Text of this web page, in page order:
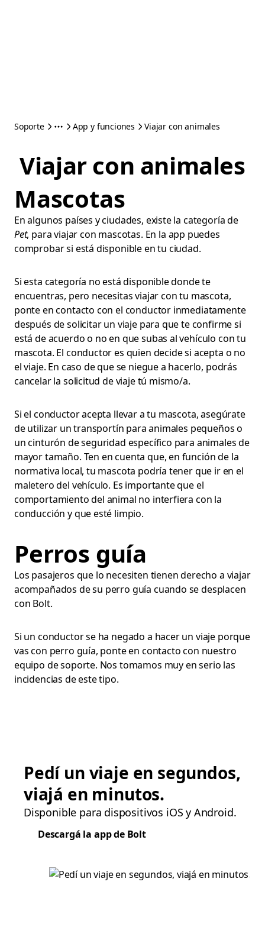
Soporte App y funciones Viajar con animales
Viajar con animales
Mascotas
En algunos países y ciudades, existe la categoría de
Pet, para viajar con mascotas. En la app puedes
comprobar si está disponible en tu ciudad.
Si esta categoría no está disponible donde te
encuentras, pero necesitas viajar con tu mascota,
ponte en contacto con el conductor inmediatamente
después de solicitar un viaje para que te confirme si
está de acuerdo o no en que subas al vehículo con tu
mascota. El conductor es quien decide si acepta o no
el viaje. En caso de que se niegue a hacerlo, podrás
cancelar la solicitud de viaje tú mismo/a.
Si el conductor acepta llevar a tu mascota, asegúrate
de utilizar un transportín para animales pequeños o
un cinturón de seguridad específico para animales de
mayor tamaño. Ten en cuenta que, en función de la
normativa local, tu mascota podría tener que ir en el
maletero del vehículo. Es importante que el
comportamiento del animal no interfiera con la
conducción y que esté limpio.
Perros guía
Los pasajeros que lo necesiten tienen derecho a viajar
acompañados de su perro guía cuando se desplacen
con Bolt.
Si un conductor se ha negado a hacer un viaje porque
vas con perro guía, ponte en contacto con nuestro
equipo de soporte. Nos tomamos muy en serio las
incidencias de este tipo.
Pedí un viaje en segundos,
viajá en minutos.
Disponible para dispositivos iOS y Android.
Descargá la app de Bolt